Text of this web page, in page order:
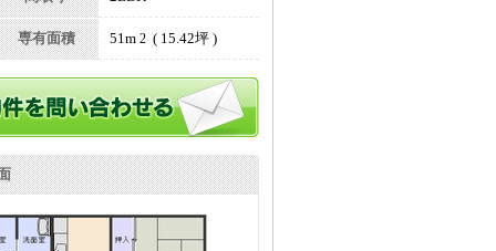
専有面積 51m 2( 15.42坪 )